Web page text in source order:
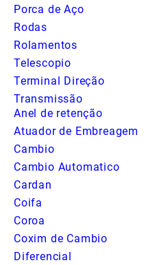
Porca de Aço
Rodas
Rolamentos
Telescopio
Terminal Direção
Transmissão
Anel de retenção
Atuador de Embreagem
Cambio
Cambio Automatico
Cardan
Coifa
Coroa
Coxim de Cambio
Diferencial